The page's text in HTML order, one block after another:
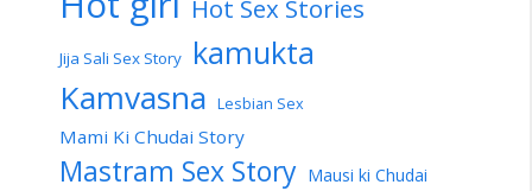
Hot Sex Stories
Jija Sali Sex Story kamukta
Kamvasna Lesbian Sex
Mami Ki Chudai Story
Mastram Sex Story Mausi ki Chudai